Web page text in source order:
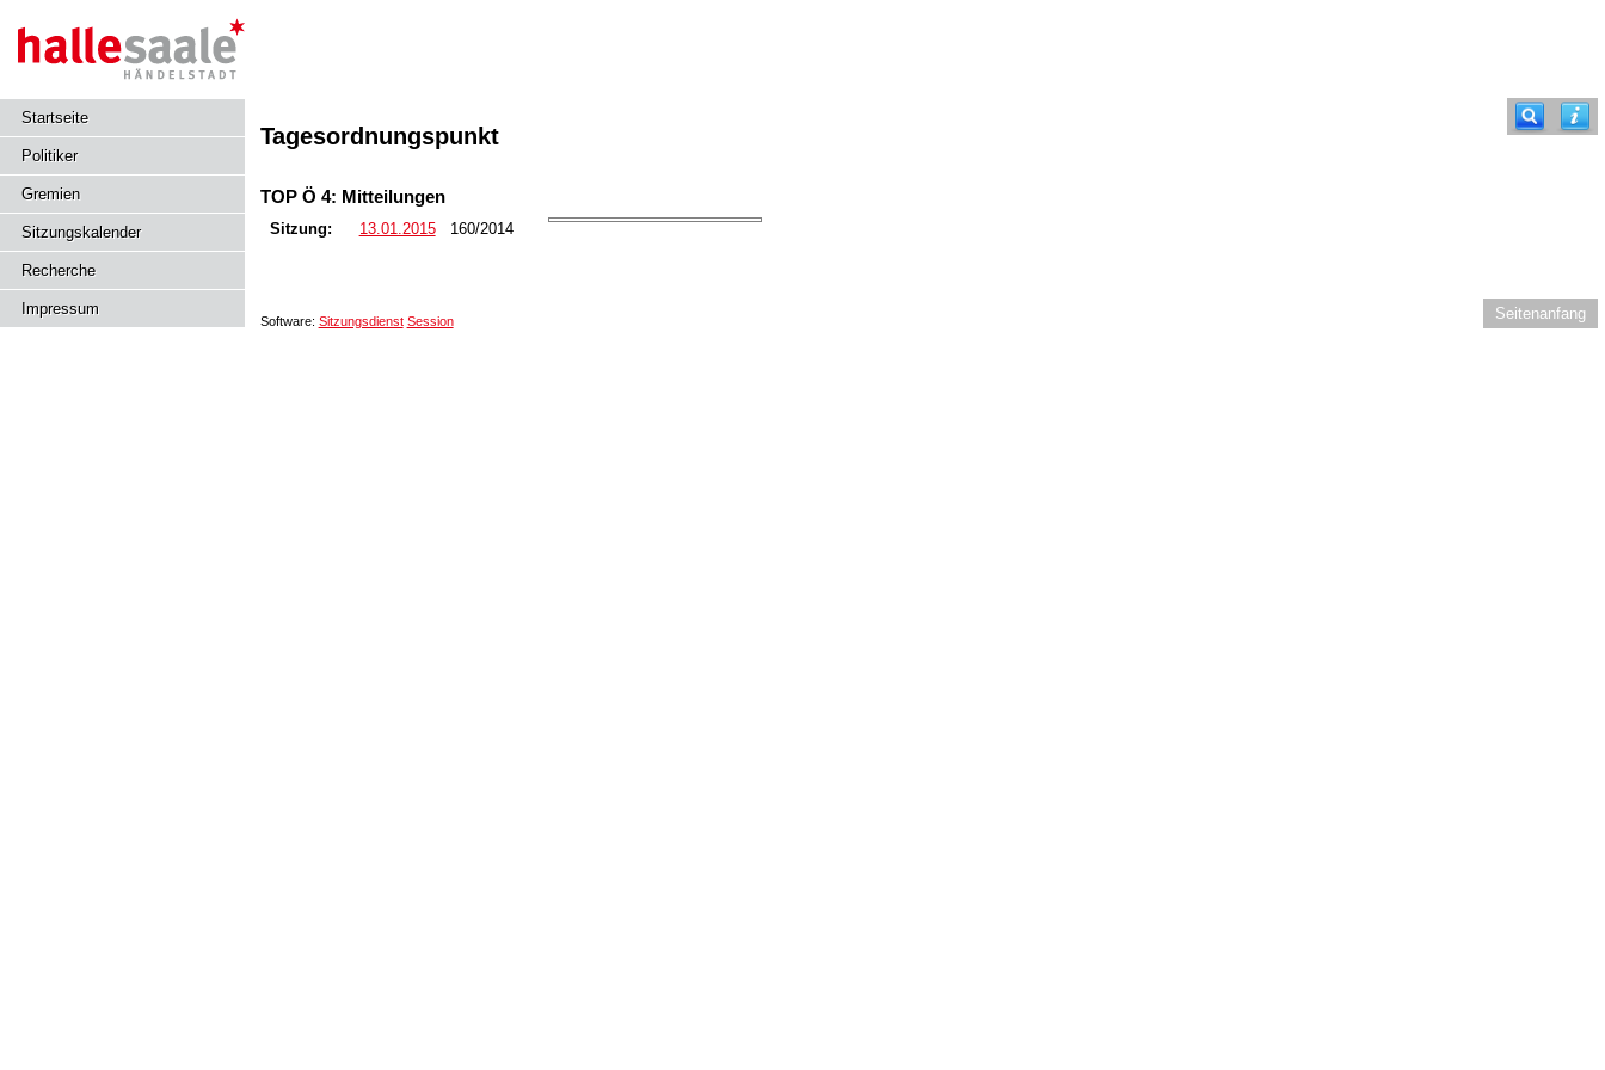
Startseite
Politiker
Gremien
Sitzungskalender
Recherche
Impressum
Tagesordnungspunkt
TOP Ö 4: Mitteilungen
Sitzung: 13.01.2015160/2014
Seitenanfang
Software: Sitzungsdienst Session